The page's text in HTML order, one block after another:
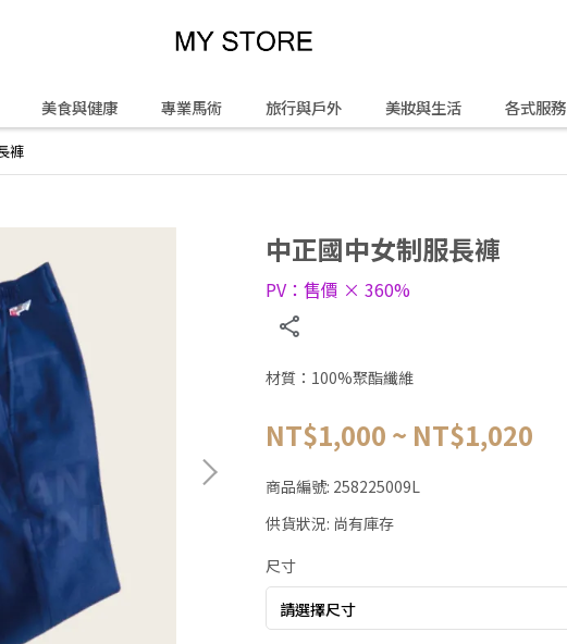
美食與健康 專業馬術 旅行與戶外 美妝與生活 各式服務
褲
中正國中女制服長褲
PV：售價 × 360%
材質：100%聚酯纖維
NT$1,000 ~ NT$1,020
商品編號: 258225009L
供貨狀況: 尚有庫存
尺寸